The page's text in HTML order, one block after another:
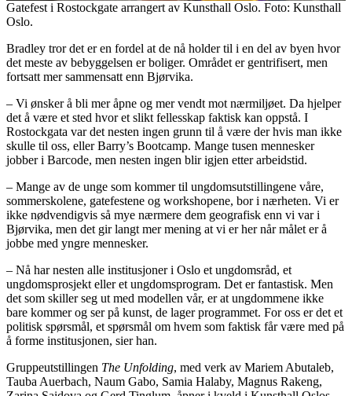
Gatefest i Rostockgate arrangert av Kunsthall Oslo. Foto: Kunsthall
Oslo.
Bradley tror det er en fordel at de nå holder til i en del av byen hvor
det meste av bebyggelsen er boliger. Området er gentrifisert, men
fortsatt mer sammensatt enn Bjørvika.
– Vi ønsker å bli mer åpne og mer vendt mot nærmiljøet. Da hjelper
det å være et sted hvor et slikt fellesskap faktisk kan oppstå. I
Rostockgata var det nesten ingen grunn til å være der hvis man ikke
skulle til oss, eller Barry’s Bootcamp. Mange tusen mennesker
jobber i Barcode, men nesten ingen blir igjen etter arbeidstid.
– Mange av de unge som kommer til ungdomsutstillingene våre,
sommerskolene, gatefestene og workshopene, bor i nærheten. Vi er
ikke nødvendigvis så mye nærmere dem geografisk enn vi var i
Bjørvika, men det gir langt mer mening at vi er her når målet er å
jobbe med yngre mennesker.
– Nå har nesten alle institusjoner i Oslo et ungdomsråd, et
ungdomsprosjekt eller et ungdomsprogram. Det er fantastisk. Men
det som skiller seg ut med modellen vår, er at ungdommene ikke
bare kommer og ser på kunst, de lager programmet. For oss er det et
politisk spørsmål, et spørsmål om hvem som faktisk får være med på
å forme institusjonen, sier han.
Gruppeutstillingen The Unfolding, med verk av Mariem Abutaleb,
Tauba Auerbach, Naum Gabo, Samia Halaby, Magnus Rakeng,